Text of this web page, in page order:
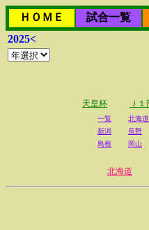
ＨＯＭＥ 試合一覧
2025<
天皇杯 Ｊ１
一覧 北海道
新潟
長野
島根
岡山
北海道